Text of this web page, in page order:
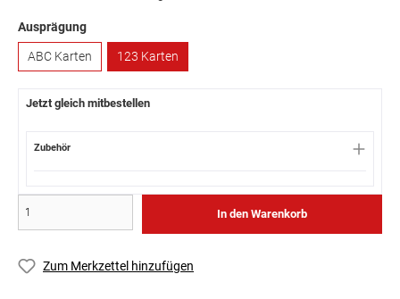
Ausprägung
ABC Karten
123 Karten
Jetzt gleich mitbestellen
Zubehör
In den Warenkorb
Zum Merkzettel hinzufügen